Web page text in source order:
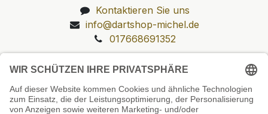
Kontaktieren Sie uns
info@dartshop-michel.de
017668691352